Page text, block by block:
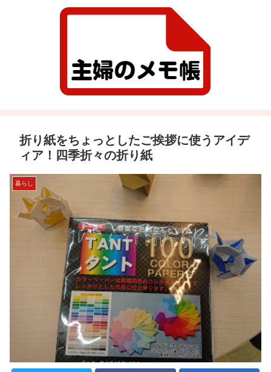
折り紙をちょっとしたご挨拶に使うアイデ
ィア！四季折々の折り紙
暮らし